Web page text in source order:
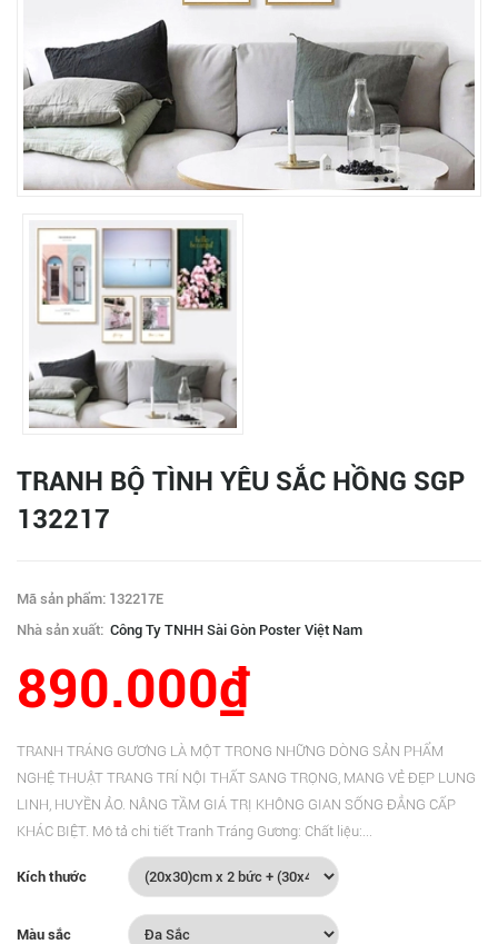
TRANH BỘ TÌNH YÊU SẮC HỒNG SGP
132217
Mã sản phẩm: 132217E
Nhà sản xuất: Công Ty TNHH Sài Gòn Poster Việt Nam
890.000₫
TRANH TRÁNG GƯƠNG LÀ MỘT TRONG NHỮNG DÒNG SẢN PHẨM
NGHỆ THUẬT TRANG TRÍ NỘI THẤT SANG TRỌNG, MANG VẺ ĐẸP LUNG
LINH, HUYỀN ẢO. NÂNG TẦM GIÁ TRỊ KHÔNG GIAN SỐNG ĐẲNG CẤP
KHÁC BIỆT. Mô tả chi tiết Tranh Tráng Gương: Chất liệu:...
Kích thước
Màu sắc